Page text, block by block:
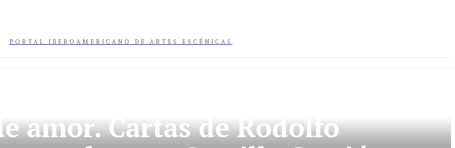
PORTAL IBEROAMERICANO DE ARTES ESCÉNICAS
amor. Cartas de Rodolfo